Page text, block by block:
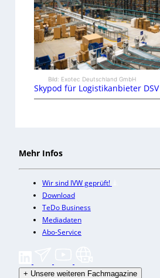
Bild: Exotec Deutschland GmbH
Skypod für Logistikanbieter DSV
Mehr Infos
Wir sind IVW geprüft!
Download
TeDo Business
Mediadaten
Abo-Service
+ Unsere weiteren Fachmagazine